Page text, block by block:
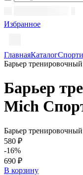
Избранное
ГлавнаяКаталог
Барьер
Барьер
Mich
Барьер
580 ₽
-16%
690 ₽
В корзину